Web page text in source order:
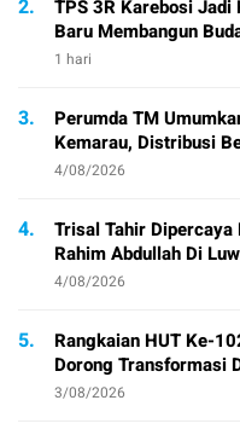
2.
TPS 3R Karebosi
Baru Membangun
1 hari
3.
Perumda TM
Kemarau, Distribusi
4/08/2026
4.
Trisal Tahir
Rahim Abdullah Di
4/08/2026
5.
Rangkaian HUT Ke-
Dorong Transformasi
3/08/2026